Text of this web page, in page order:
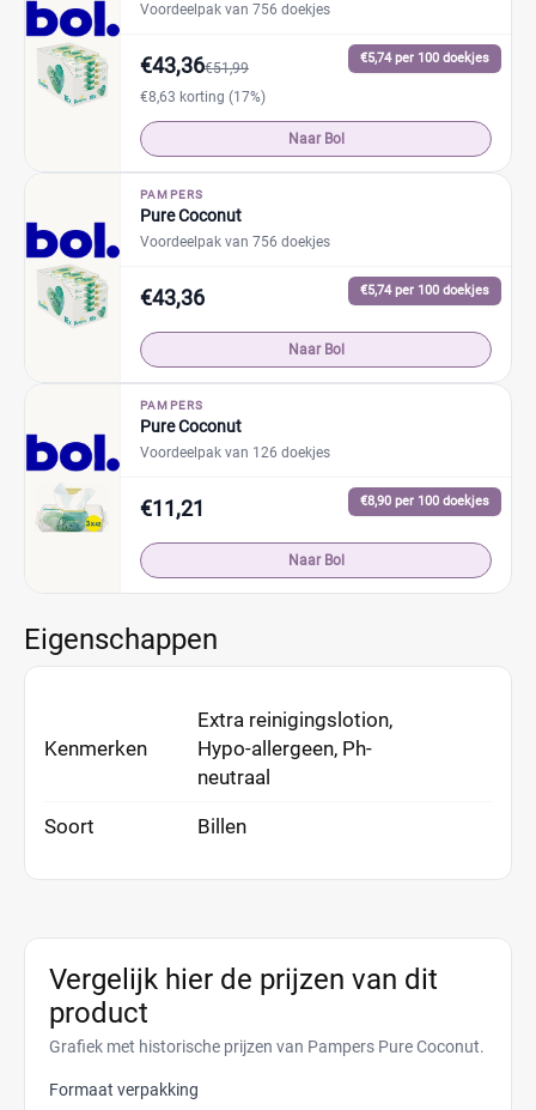
Voordeelpak van 756 doekjes
€5,74 per 100 doekjes
€43,36€51,99
€8,63 korting (17%)
Naar Bol
PAMPERS
Pure Coconut
Voordeelpak van 756 doekjes
€5,74 per 100 doekjes
€43,36
Naar Bol
PAMPERS
Pure Coconut
Voordeelpak van 126 doekjes
€8,90 per 100 doekjes
€11,21
Naar Bol
Eigenschappen
Kenmerken
Extra reinigingslotion,
Hypo-allergeen, Ph-
neutraal
Soort Billen
Vergelijk hier de prijzen van dit
product
Grafiek met historische prijzen van Pampers Pure Coconut.
Formaat verpakking